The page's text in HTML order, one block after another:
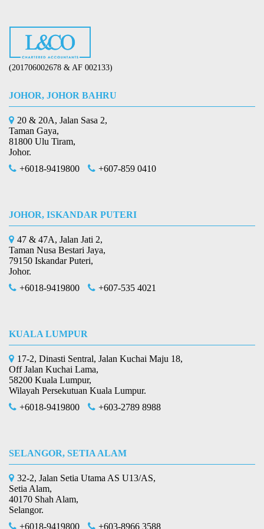
(201706002678 & AF 002133)
JOHOR, JOHOR BAHRU
20 & 20A, Jalan Sasa 2,
Taman Gaya,
81800 Ulu Tiram,
Johor.
+6018-9419800
+607-859 0410
JOHOR, ISKANDAR PUTERI
47 & 47A, Jalan Jati 2,
Taman Nusa Bestari Jaya,
79150 Iskandar Puteri,
Johor.
+6018-9419800
+607-535 4021
KUALA LUMPUR
17-2, Dinasti Sentral, Jalan Kuchai Maju 18,
Off Jalan Kuchai Lama,
58200 Kuala Lumpur,
Wilayah Persekutuan Kuala Lumpur.
+6018-9419800
+603-2789 8988
SELANGOR, SETIA ALAM
32-2, Jalan Setia Utama AS U13/AS,
Setia Alam,
40170 Shah Alam,
Selangor.
+6018-9419800
+603-8966 3588